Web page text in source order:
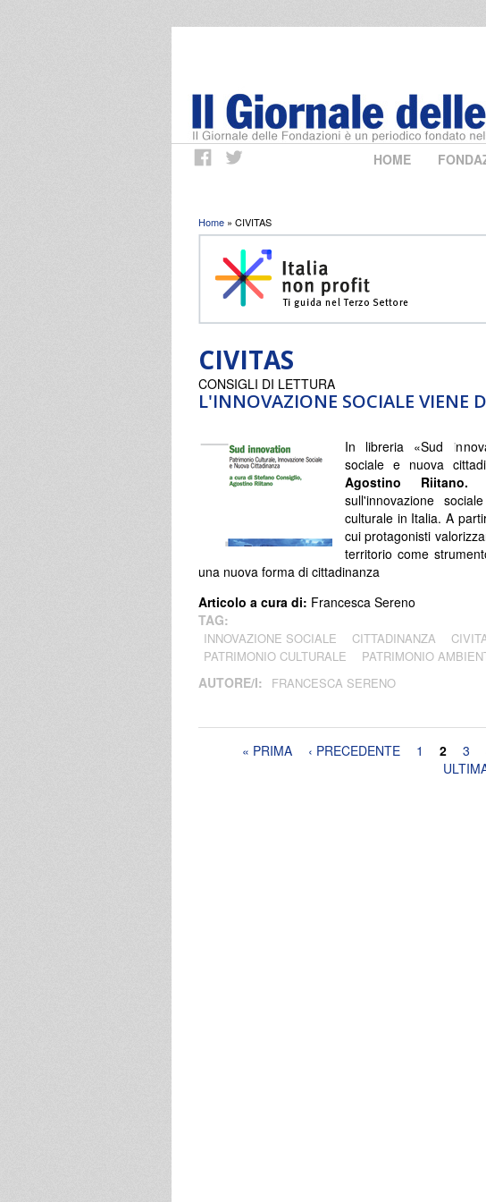
HOME
Tu sei qui
Home » CIVITAS
CIVITAS
L'INNOVAZIONE SOCIALE VIENE
CONSIGLI DI LETTURA
In libreria «Sud
sociale e nuova
Agostino Riitano.
sull'innovazione
culturale in Italia. A
cui protagonisti
territorio come
una nuova forma di cittadinanza
Articolo a cura di: Francesca Sereno
TAG:
INNOVAZIONE SOCIALE CITTADINANZA
PATRIMONIO CULTURALE
PATRIMONIO
AUTORE/I: FRANCESCA SERENO
Pagine« PRIMA ‹ PRECEDENTE 1 2 3